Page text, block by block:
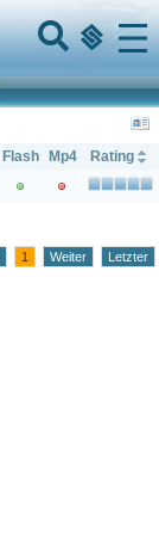
Menu
Flash Mp4
Rating
1 Weiter Letzter